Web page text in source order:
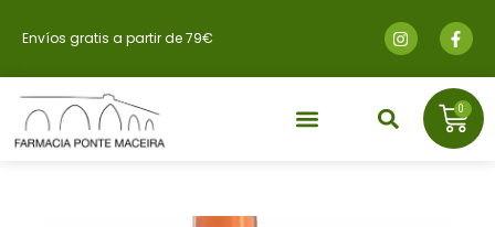
Envíos gratis a partir de 79€
0